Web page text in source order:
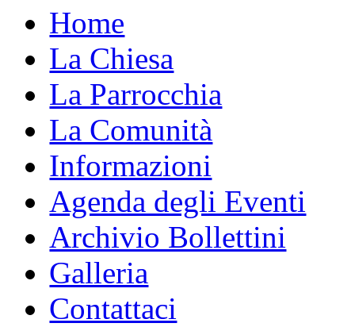
Home
La Chiesa
La Parrocchia
La Comunità
Informazioni
Agenda degli Eventi
Archivio Bollettini
Galleria
Contattaci